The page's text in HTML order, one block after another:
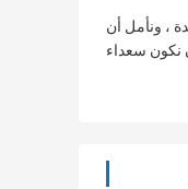
، ونأمل أن